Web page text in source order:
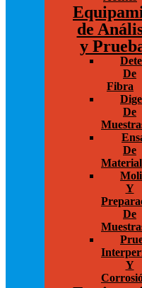
de
y
De
Fibra
De
De
Y
De
Y